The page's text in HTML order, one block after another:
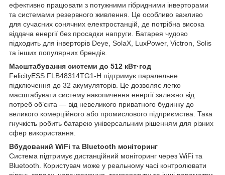
ефективно працювати з потужними гібридними інверторами
та системами резервного живлення. Це особливо важливо
для сучасних сонячних електростанцій, де потрібна висока
віддача енергії без просадки напруги. Батарея чудово
підходить для інверторів Deye, SolaX, LuxPower, Victron, Solis
та інших популярних брендів.
Масштабування системи до 512 кВт·год
FelicityESS FLB48314TG1-H підтримує паралельне
підключення до 32 акумуляторів. Це дозволяє легко
масштабувати систему накопичення енергії залежно від
потреб об’єкта — від невеликого приватного будинку до
великого комерційного або промислового підприємства. Така
гнучкість робить батарею універсальним рішенням для різних
сфер використання.
Вбудований WiFi та Bluetooth моніторинг
Система підтримує дистанційний моніторинг через WiFi та
Bluetooth. Користувач може у реальному часі контролювати